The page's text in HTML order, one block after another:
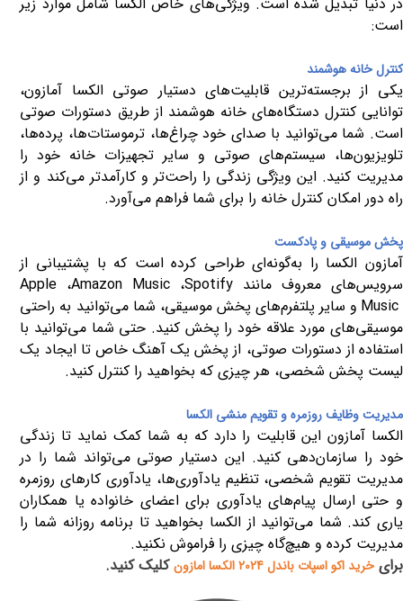
است:
کنترل خانه هوشمند
یکی از برجسته‌ترین قابلیت‌های دستیار صوتی الکسا آمازون،
توانایی کنترل دستگاه‌های خانه هوشمند از طریق دستورات صوتی
است. شما می‌توانید با صدای خود چراغ‌ها، ترموستات‌ها، پرده‌ها،
تلویزیون‌ها، سیستم‌های صوتی و سایر تجهیزات خانه خود را
مدیریت کنید. این ویژگی زندگی را راحت‌تر و کارآمدتر می‌کند و از
راه دور امکان کنترل خانه را برای شما فراهم می‌آورد.
پخش موسیقی و پادکست
آمازون الکسا را به‌گونه‌ای طراحی کرده است که با پشتیبانی از
سرویس‌های معروف مانند Spotify، Amazon Music، Apple
Music و سایر پلتفرم‌های پخش موسیقی، شما می‌توانید به راحتی
موسیقی‌های مورد علاقه خود را پخش کنید. حتی شما می‌توانید با
استفاده از دستورات صوتی، از پخش یک آهنگ خاص تا ایجاد یک
لیست پخش شخصی، هر چیزی که بخواهید را کنترل کنید.
مدیریت وظایف روزمره و تقویم منشی الکسا
الکسا آمازون این قابلیت را دارد که به شما کمک نماید تا زندگی
خود را سازمان‌دهی کنید. این دستیار صوتی می‌تواند شما را در
مدیریت تقویم شخصی، تنظیم یادآوری‌ها، یادآوری کارهای روزمره
و حتی ارسال پیام‌های یادآوری برای اعضای خانواده یا همکاران
یاری کند. شما می‌توانید از الکسا بخواهید تا برنامه روزانه شما را
مدیریت کرده و هیچ‌گاه چیزی را فراموش نکنید.
برای خرید اکو اسپات باندل 2024 الکسا امازون کلیک کنید.